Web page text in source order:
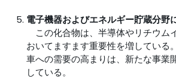
電子機器およびエネルギー貯蔵分野
この化合物は、半導体やリチウム
おいてますます重要性を増している
車への需要の高まりは、新たな事業
している。